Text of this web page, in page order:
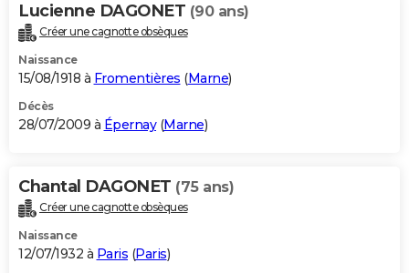
Lucienne DAGONET (90 ans)
Créer une cagnotte obsèques
Naissance
15/08/1918 à Fromentières (Marne)
Décès
28/07/2009 à Épernay(Marne)
Chantal DAGONET (75 ans)
Créer une cagnotte obsèques
Naissance
12/07/1932 à Paris (Paris)